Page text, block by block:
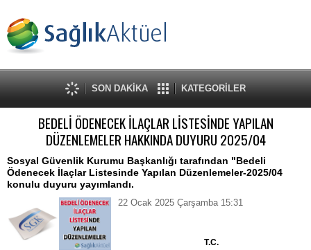
SON DAKİKA KATEGORİLER
BEDELİ ÖDENECEK İLAÇLAR LİSTESİNDE YAPILAN
DÜZENLEMELER HAKKINDA DUYURU 2025/04
Sosyal Güvenlik Kurumu Başkanlığı tarafından "Bedeli
Ödenecek İlaçlar Listesinde Yapılan Düzenlemeler-2025/04
konulu duyuru yayımlandı.
22 Ocak 2025 Çarşamba 15:31
T.C.